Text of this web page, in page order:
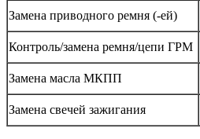
Замена приводного ремня (-ей)
Контроль/замена ремня/цепи ГРМ
Замена масла МКПП
Замена свечей зажигания